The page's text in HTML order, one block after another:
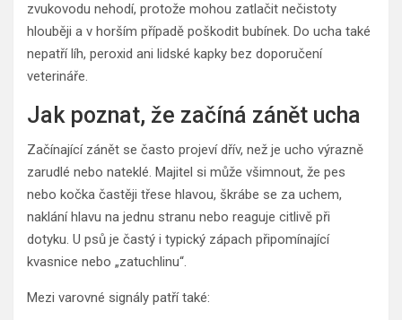
zvukovodu nehodí, protože mohou zatlačit nečistoty
hlouběji a v horším případě poškodit bubínek. Do ucha také
nepatří líh, peroxid ani lidské kapky bez doporučení
veterináře.
Jak poznat, že začíná zánět ucha
Začínající zánět se často projeví dřív, než je ucho výrazně
zarudlé nebo nateklé. Majitel si může všimnout, že pes
nebo kočka častěji třese hlavou, škrábe se za uchem,
naklání hlavu na jednu stranu nebo reaguje citlivě při
dotyku. U psů je častý i typický zápach připomínající
kvasnice nebo „zatuchlinu“.
Mezi varovné signály patří také: